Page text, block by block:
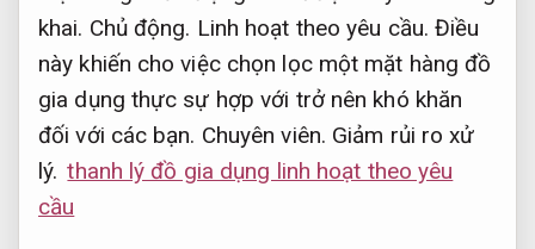
khai. Chủ động. Linh hoạt theo yêu cầu. Điều
này khiến cho việc chọn lọc một mặt hàng đồ
gia dụng thực sự hợp với trở nên khó khăn
đối với các bạn. Chuyên viên. Giảm rủi ro xử
lý. thanh lý đồ gia dụng linh hoạt theo yêu
cầu